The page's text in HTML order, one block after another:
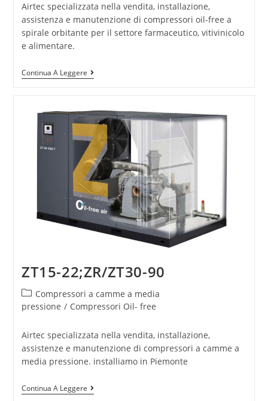
Airtec specializzata nella vendita, installazione,
assistenza e manutenzione di compressori oil-free a
spirale orbitante per il settore farmaceutico, vitivinicolo
e alimentare.
Continua A Leggere
ZT15-22;ZR/ZT30-90
Compressori a camme a media
pressione / Compressori Oil- free
Airtec specializzata nella vendita, installazione,
assistenze e manutenzione di compressori a camme a
media pressione. installiamo in Piemonte
Continua A Leggere